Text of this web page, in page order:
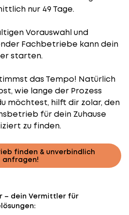
nur 49 Tage.
Vorauswahl und
Fachbetriebe kann dein
starten.
das Tempo! Natürlich
wie lange der Prozess
möchtest, hilft dir zolar, den
für dein Zuhause
zu finden.
finden & unverbindlich
anfragen!
– dein Vermittler für